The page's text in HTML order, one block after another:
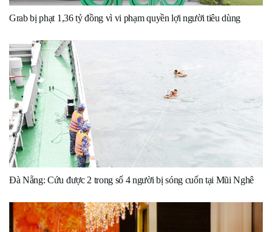
Grab bị phạt 1,36 tỷ đồng vì vi phạm quyền lợi người tiêu dùng
Đà Nẵng: Cứu được 2 trong số 4 người bị sóng cuốn tại Mũi Nghê